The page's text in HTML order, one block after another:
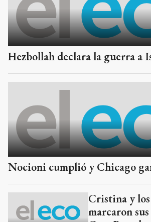
Hezbollah declara la guerra a
Nocioni cumplió y Chicago
Cristina y los
marcaron